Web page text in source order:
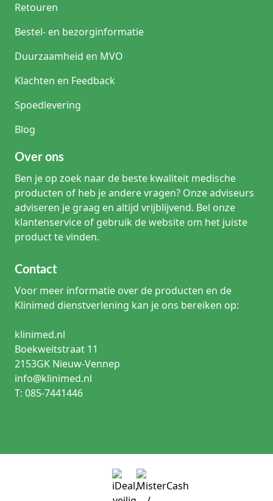
Retouren
Bestel- en bezorginformatie
Duurzaamheid en MVO
Klachten en Feedback
Spoedlevering
Blog
Over ons
Ben je op zoek naar de beste kwaliteit medische
producten of heb je andere vragen? Onze adviseurs
adviseren je graag en altijd vrijblijvend. Bel onze
klantenservice of gebruik de website om het juiste
product te vinden.
Contact
Voor meer informatie over de producten en de
Klinimed dienstverlening kan je ons bereiken op:
klinimed.nl
Boekweitstraat 11
2153GK Nieuw-Vennep
info@klinimed.nl
T: 085-7441446